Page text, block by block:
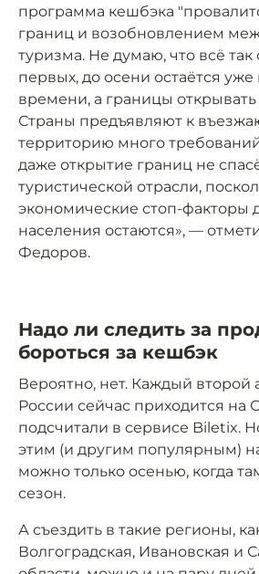
программа кешбэка
границ и возобновлением
туризма. Не думаю, что всё
первых, до осени остаётся уже
времени, а границы
Страны предъявляют к
территорию много
даже открытие границ не
туристической отрасли,
экономические стоп-факторы
населения остаются», —
Федоров.
Надо ли следить за
бороться за кешбэк
Вероятно, нет. Каждый второй
России сейчас приходится на
подсчитали в сервисе Biletix.
этим (и другим популярным)
можно только осенью, когда
сезон.
А съездить в такие регионы,
Волгоградская, Ивановская и